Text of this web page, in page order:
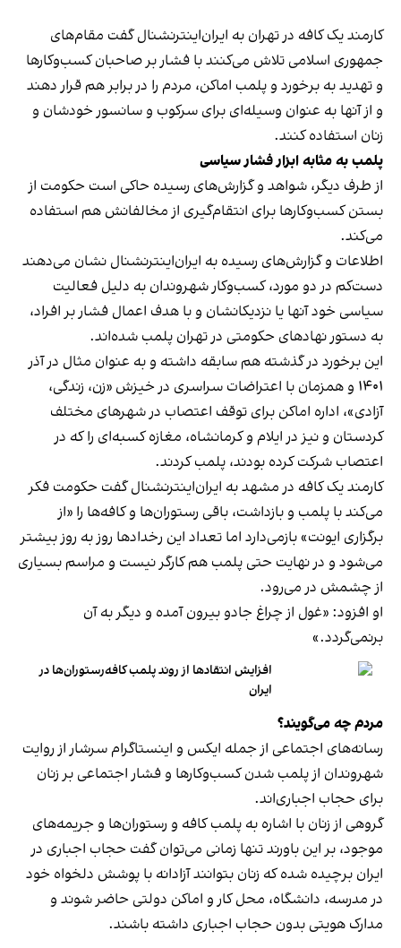
کارمند یک کافه در تهران به ایران‌اینترنشنال گفت مقام‌های
جمهوری اسلامی تلاش می‌کنند با فشار بر صاحبان کسب‌وکارها
و تهدید به برخورد و پلمب اماکن، مردم را در برابر هم قرار دهند
و از آنها به عنوان وسیله‌ای برای سرکوب و سانسور خودشان و
زنان استفاده کنند.
پلمب به مثابه ابزار فشار سیاسی
از طرف دیگر، شواهد و گزارش‌های رسیده حاکی است حکومت از
بستن کسب‌وکارها برای انتقام‌گیری از مخالفانش هم استفاده
می‌کند.
اطلاعات و گزارش‌های رسیده به ایران‌اینترنشنال نشان می‌دهند
دست‌کم در دو مورد، کسب‌وکار شهروندان به دلیل فعالیت
سیاسی خود آنها یا نزدیکانشان و با هدف اعمال فشار بر افراد،
به دستور نهادهای حکومتی در تهران پلمب شده‌اند.
این برخورد در گذشته هم سابقه داشته و به عنوان مثال در آذر
۱۴۰۱ و همزمان با اعتراضات سراسری در خیزش «زن، زندگی،
آزادی»، اداره اماکن برای توقف اعتصاب در شهرهای مختلف
کردستان و نیز در ایلام و کرمانشاه، مغازه کسبه‌ای را که در
اعتصاب شرکت کرده بودند، پلمب کردند.
کارمند یک کافه در مشهد به ایران‌اینترنشنال گفت حکومت فکر
می‌کند با پلمب و بازداشت، باقی رستوران‌ها و کافه‌ها را «از
برگزاری ایونت» بازمی‌دارد اما تعداد این رخدادها روز به روز بیشتر
می‌شود و در نهایت حتی پلمب هم کارگر نیست و مراسم بسیاری
از چشمش در می‌رود.
او افزود: «غول از چراغ جادو بیرون آمده و دیگر به آن
برنمی‎‌گردد.»
افزایش انتقادها از روند پلمب کافه‌رستوران‌ها در
ایران
مردم چه می‌گویند؟
رسانه‎‌های اجتماعی از جمله ایکس و اینستاگرام سرشار از روایت
شهروندان از پلمب شدن کسب‌وکارها و فشار اجتماعی بر زنان
برای حجاب اجباری‌اند.
گروهی از زنان با اشاره به پلمب کافه و رستوران‌ها و جریمه‌های
موجود، بر این باورند تنها زمانی می‌توان گفت حجاب اجباری در
ایران برچیده شده که زنان بتوانند آزادانه با پوشش دلخواه خود
در مدرسه، دانشگاه، محل کار و اماکن دولتی حاضر شوند و
مدارک هویتی بدون حجاب اجباری داشته باشند.